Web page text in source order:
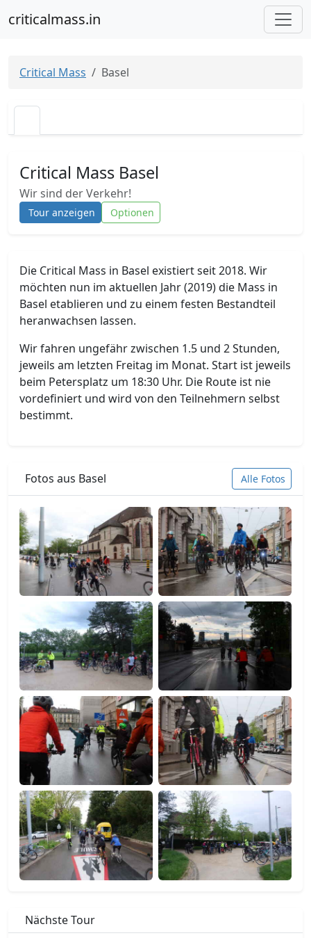
criticalmass.in
Critical Mass Basel
Critical Mass Basel
Wir sind der Verkehr!
Tour anzeigen Optionen
Die Critical Mass in Basel existiert seit 2018. Wir
möchten nun im aktuellen Jahr (2019) die Mass in
Basel etablieren und zu einem festen Bestandteil
heranwachsen lassen.
Wir fahren ungefähr zwischen 1.5 und 2 Stunden,
jeweils am letzten Freitag im Monat. Start ist jeweils
beim Petersplatz um 18:30 Uhr. Die Route ist nie
vordefiniert und wird von den Teilnehmern selbst
bestimmt.
Fotos aus Basel Alle Fotos
Nächste Tour